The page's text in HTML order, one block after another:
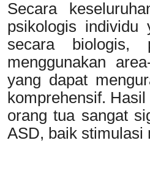
Secara
psikologis individu
secara biologis,
menggunakan
yang dapat
komprehensif.
orang tua sangat
ASD, baik stimulasi